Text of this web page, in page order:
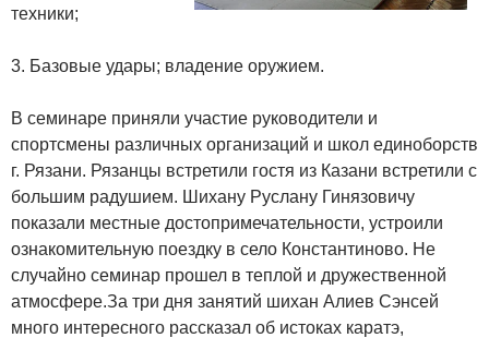
техники;
3. Базовые удары; владение оружием.
В семинаре приняли участие руководители и
спортсмены различных организаций и школ единоборств
г. Рязани. Рязанцы встретили гостя из Казани встретили с
большим радушием. Шихану Руслану Гинязовичу
показали местные достопримечательности, устроили
ознакомительную поездку в село Константиново. Не
случайно семинар прошел в теплой и дружественной
атмосфере.За три дня занятий шихан Алиев Сэнсей
много интересного рассказал об истоках каратэ,